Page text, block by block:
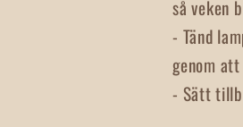
så veken
- Tänd
genom
- Sätt